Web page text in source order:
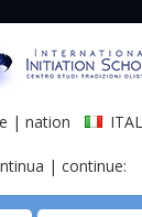
| nation
| continue: